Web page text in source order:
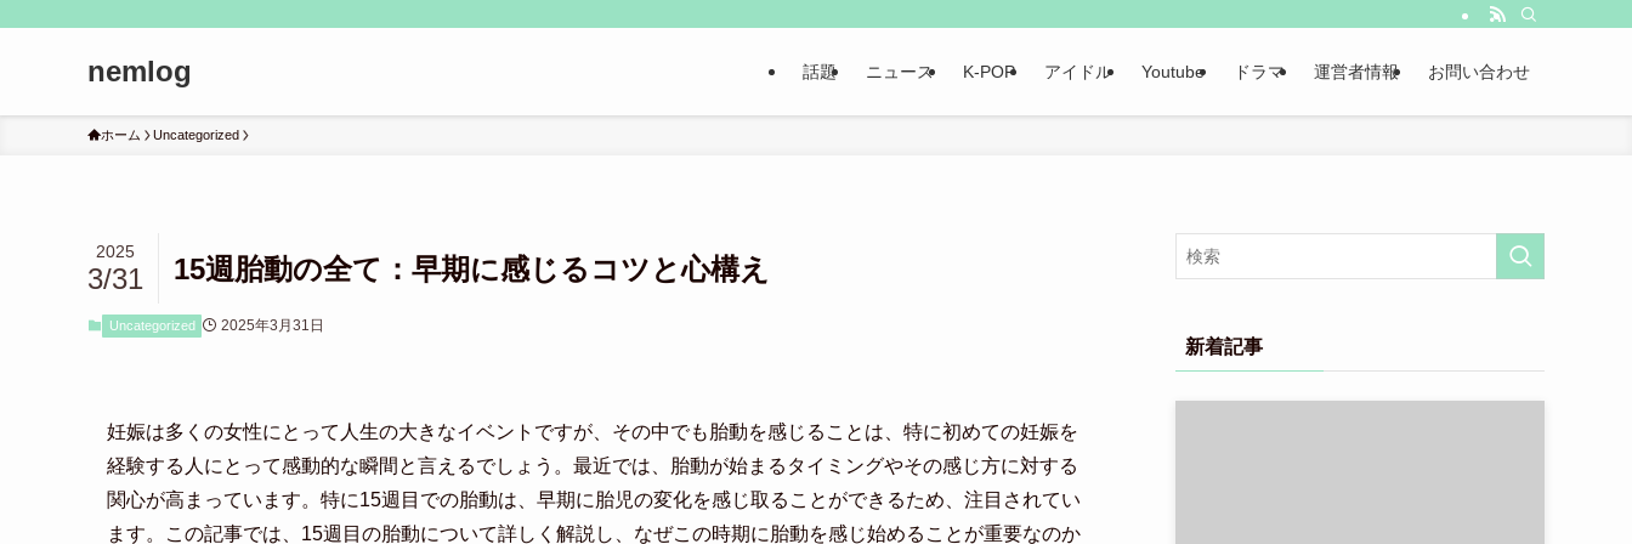
nemlog 話題 ニュース K-POP アイドル Youtube ドラマ 運営者情報 お問い合わせ
ホーム Uncategorized
15週胎動の全て：早期に感じるコツと心構え
2025
3/31
Uncategorized 2025年3月31日
妊娠は多くの女性にとって人生の大きなイベントですが、その中でも胎動を感じることは、特に初めての妊娠を
経験する人にとって感動的な瞬間と言えるでしょう。最近では、胎動が始まるタイミングやその感じ方に対する
関心が高まっています。特に15週目での胎動は、早期に胎児の変化を感じ取ることができるため、注目されてい
ます。この記事では、15週目の胎動について詳しく解説し、なぜこの時期に胎動を感じ始めることが重要なのか
新着記事